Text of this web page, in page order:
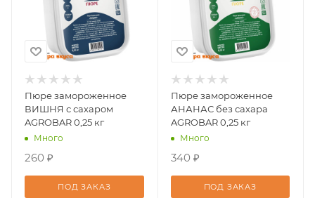
Пюре замороженное
ВИШНЯ с сахаром
AGROBAR 0,25 кг
Много
260 ₽
ПОД ЗАКАЗ
Пюре замороженное
АНАНАС без сахара
AGROBAR 0,25 кг
Много
340 ₽
ПОД ЗАКАЗ